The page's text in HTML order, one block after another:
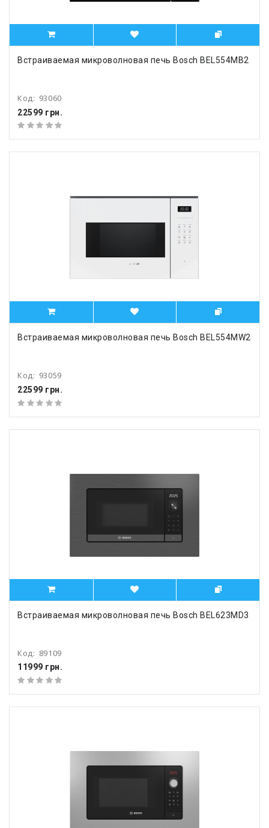
Встраиваемая микроволновая печь Bosch BEL554MB2
Код: 93060
22599 грн.
Встраиваемая микроволновая печь Bosch BEL554MW2
Код: 93059
22599 грн.
Встраиваемая микроволновая печь Bosch BEL623MD3
Код: 89109
11999 грн.